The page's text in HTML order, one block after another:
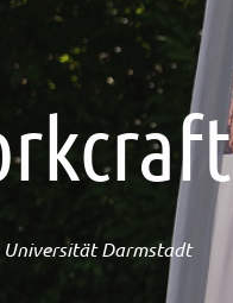
Universität Darmstadt